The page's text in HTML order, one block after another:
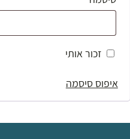
זכור אותי
איפוס סיסמה